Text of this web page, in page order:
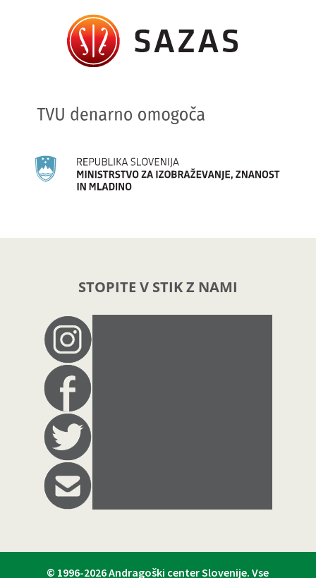
STOPITE V STIK Z NAMI
© 1996-2026Andragoški center Slovenije. Vse